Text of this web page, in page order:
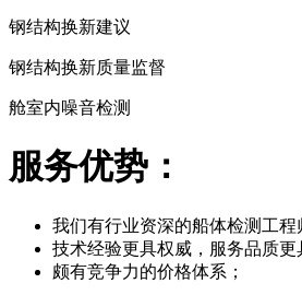
钢结构换新建议
钢结构换新质量监督
舱室内噪音检测
服务优势：
我们有行业资深的船体检测工
技术经验更具权威，服务品质更
颇有竞争力的价格体系；